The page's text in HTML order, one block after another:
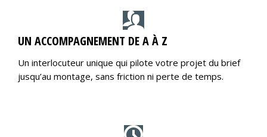
UN ACCOMPAGNEMENT DE A À Z
Un interlocuteur unique qui pilote votre projet du brief
jusqu’au montage, sans friction ni perte de temps.